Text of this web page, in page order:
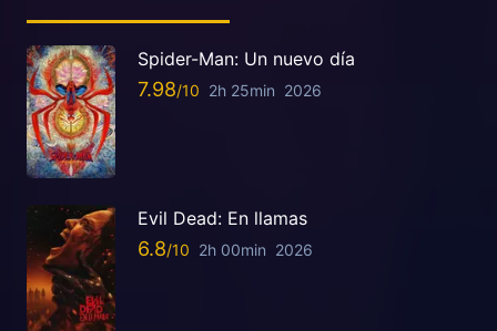
Spider-Man: Un nuevo día
7.98 2h 25min 2026
Evil Dead: En llamas
6.8 2h 00min 2026